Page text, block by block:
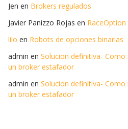
Jen en Brokers regulados
Javier Panizzo Rojas en RaceOption
lilo en Robots de opciones binarias
admin en Solucion definitiva-
un broker estafador
admin en Solucion definitiva-
un broker estafador